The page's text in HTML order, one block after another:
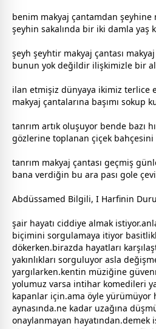
benim makyaj çantamdan
şeyhin sakalında bir iki damla yaş
şeyh şeyhtir makyaj çantası makyaj
bunun yok değildir ilişkimizle bir
ilan etmişiz dünyaya ikimiz terlice
makyaj çantalarına başımı sokup
tanrım artık oluşuyor bende bazı
gözlerine toplanan çiçek bahçesini
tanrım makyaj çantası geçmiş
bana verdiğin bu ara pası gole
Abdüssamed Bilgili, I Harfinin
şair hayatı ciddiye almak
biçimini sorgulamaya itiyor
dökerken.birazda hayatları
yakınlıkları sorguluyor asla
yargılarken.kentin müziğine
yolumuz varsa intihar komedileri
kapanlar için.ama öyle yürümüyor
aynasında.ne kadar uzağına
onaylanmayan hayatından.demek